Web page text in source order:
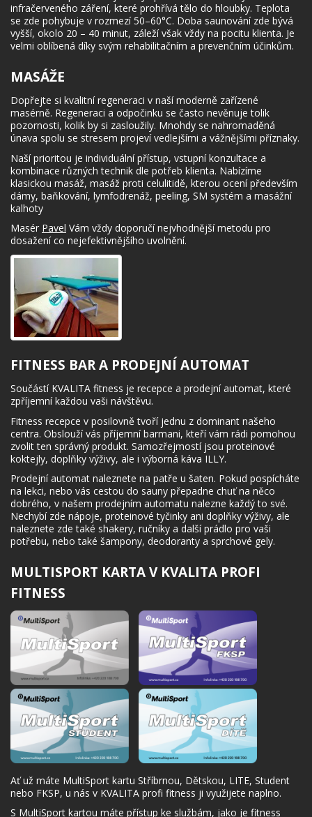
infračerveného záření, které prohřívá tělo do hloubky. Teplota
se zde pohybuje v rozmezí 50–60°C. Doba saunování zde bývá
vyšší, okolo 20 – 40 minut, záleží však vždy na pocitu klienta. Je
velmi oblíbená díky svým rehabilitačním a prevenčním účinkům.
MASÁŽE
Dopřejte si kvalitní regeneraci v naší moderně zařízené
masérně. Regeneraci a odpočinku se často nevěnuje tolik
pozornosti, kolik by si zasloužily. Mnohdy se nahromaděná
únava spolu se stresem projeví vedlejšími a vážnějšími příznaky.
Naší prioritou je individuální přístup, vstupní konzultace a
kombinace různých technik dle potřeb klienta. Nabízíme
klasickou masáž, masáž proti celulitidě, kterou ocení především
dámy, baňkování, lymfodrenáž, peeling, SM systém a masážní
kalhoty
Masér Pavel Vám vždy doporučí nejvhodnější metodu pro
dosažení co nejefektivnějšího uvolnění.
FITNESS BAR A PRODEJNÍ AUTOMAT
Součástí KVALITA fitness je recepce a prodejní automat, které
zpříjemní každou vaši návštěvu.
Fitness recepce v posilovně tvoří jednu z dominant našeho
centra. Obslouží vás příjemní barmani, kteří vám rádi pomohou
zvolit ten správný produkt. Samozřejmostí jsou proteinové
koktejly, doplňky výživy, ale i výborná káva ILLY.
Prodejní automat naleznete na patře u šaten. Pokud pospícháte
na lekci, nebo vás cestou do sauny přepadne chuť na něco
dobrého, v našem prodejním automatu nalezne každý to své.
Nechybí zde nápoje, proteinové tyčinky ani doplňky výživy, ale
naleznete zde také shakery, ručníky a další prádlo pro vaši
potřebu, nebo také šampony, deodoranty a sprchové gely.
MULTISPORT KARTA V KVALITA PROFI
FITNESS
Ať už máte MultiSport kartu Stříbrnou, Dětskou, LITE, Student
nebo FKSP, u nás v KVALITA profi fitness ji využijete naplno.
S MultiSport kartou máte přístup ke službám, jako je fitness